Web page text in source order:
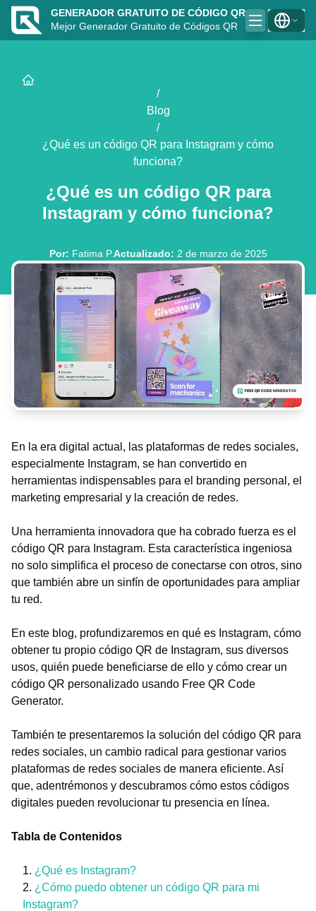
GENERADOR GRATUITO DE CÓDIGO QR
Mejor Generador Gratuito de Códigos QR
/
Blog
/
¿Qué es un código QR para Instagram y cómo
funciona?
¿Qué es un código QR para
Instagram y cómo funciona?
Por: Fatima P.Actualizado: 2 de marzo de 2025
En la era digital actual, las plataformas de redes sociales,
especialmente Instagram, se han convertido en
herramientas indispensables para el branding personal, el
marketing empresarial y la creación de redes.
Una herramienta innovadora que ha cobrado fuerza es el
código QR para Instagram. Esta característica ingeniosa
no solo simplifica el proceso de conectarse con otros, sino
que también abre un sinfín de oportunidades para ampliar
tu red.
En este blog, profundizaremos en qué es Instagram, cómo
obtener tu propio código QR de Instagram, sus diversos
usos, quién puede beneficiarse de ello y cómo crear un
código QR personalizado usando Free QR Code
Generator.
También te presentaremos la solución del código QR para
redes sociales, un cambio radical para gestionar varios
plataformas de redes sociales de manera eficiente. Así
que, adentrémonos y descubramos cómo estos códigos
digitales pueden revolucionar tu presencia en línea.
Tabla de Contenidos
¿Qué es Instagram?
¿Cómo puedo obtener un código QR para mi
Instagram?